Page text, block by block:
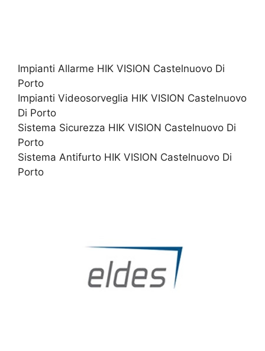
Impianti Allarme HIK VISION Castelnuovo Di
Porto
Impianti Videosorveglia HIK VISION Castelnuovo
Di Porto
Sistema Sicurezza HIK VISION Castelnuovo Di
Porto
Sistema Antifurto HIK VISION Castelnuovo Di
Porto